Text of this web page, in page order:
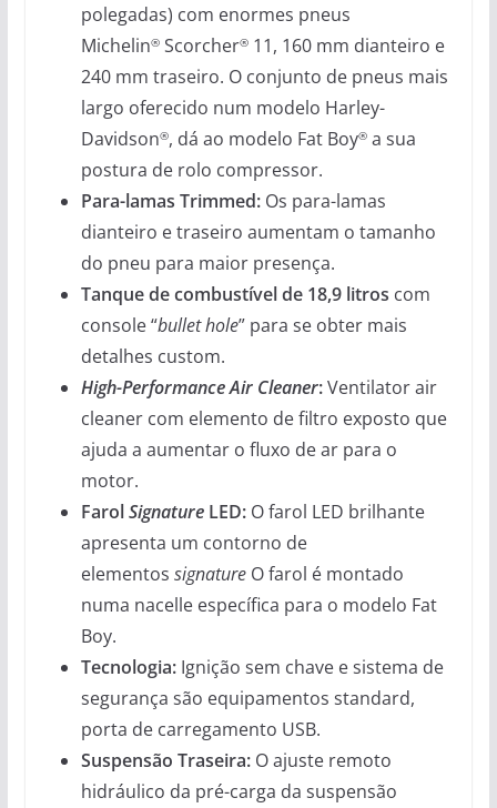
polegadas) com enormes pneus
Michelin®Scorcher®11, 160 mm dianteiro e
240 mm traseiro. O conjunto de pneus mais
largo oferecido num modelo Harley-
Davidson®, dá ao modelo Fat Boy®a sua
postura de rolo compressor.
Para-lamas Trimmed:Os para-lamas
dianteiro e traseiro aumentam o tamanho
do pneu para maior presença.
Tanque de combustível de 18,9 litros com
console “bullet hole” para se obter mais
detalhes custom.
High-Performance Air Cleaner:Ventilator air
cleaner com elemento de filtro exposto que
ajuda a aumentar o fluxo de ar para o
motor.
FarolSignatureLED:O farol LED brilhante
apresenta um contorno de
elementos signatureO farol é montado
numa nacelle específica para o modelo Fat
Boy.
Tecnologia:Ignição sem chave e sistema de
segurança são equipamentos standard,
porta de carregamento USB.
Suspensão Traseira:O ajuste remoto
hidráulico da pré-carga da suspensão